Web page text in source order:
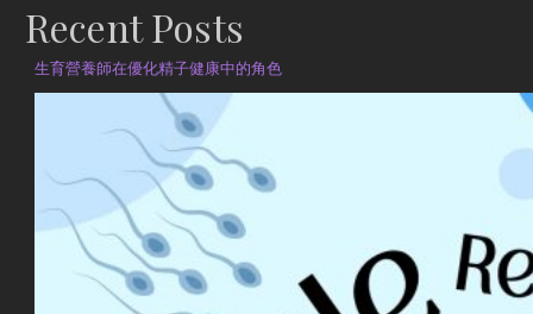
Recent Posts
生育營養師在優化精子健康中的角色